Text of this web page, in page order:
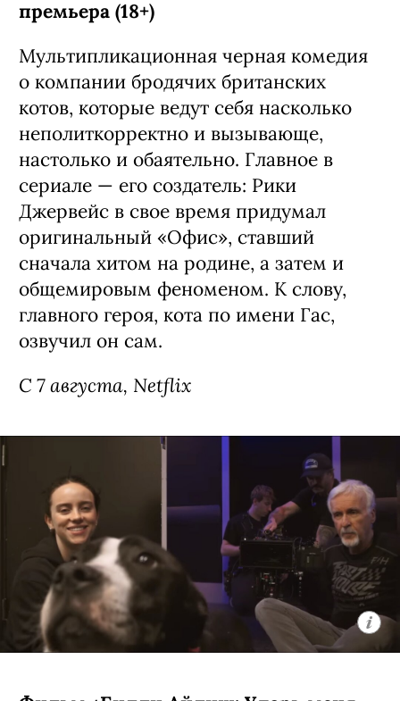
Сериал «Рики Джервейс: Уличные
коты» / Ricky Gervais Alley Cats,
премьера (18+)
Мультипликационная черная комедия
котов, которые ведут себя насколько
неполиткорректно и вызывающе,
настолько и обаятельно. Главное в
сериале — его создатель: Рики
Джервейс в свое время придумал
оригинальный «Офис», ставший
сначала хитом на родине, а затем и
общемировым феноменом. К слову,
главного героя, кота по имени Гас,